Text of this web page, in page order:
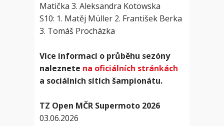
Matička 3. Aleksandra Kotowska
S10: 1. Matěj Müller 2. František Berka
3. Tomáš Procházka
Více informací o průběhu sezóny
naleznete na oficiálních stránkách
a sociálních sítích šampionátu.
TZ Open MČR Supermoto 2026
03.06.2026